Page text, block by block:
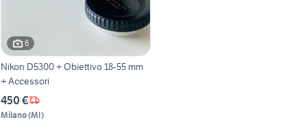
6
Nikon D5300 + Obiettivo 18-55 mm
+ Accessori
450 €
Milano(MI)